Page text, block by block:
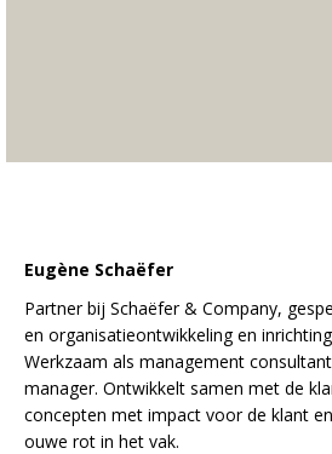
Eugène Schaëfer
Partner bij Schaëfer & Company,
en organisatieontwikkeling en
Werkzaam als management
manager. Ontwikkelt samen met de
concepten met impact voor de klant
ouwe rot in het vak.